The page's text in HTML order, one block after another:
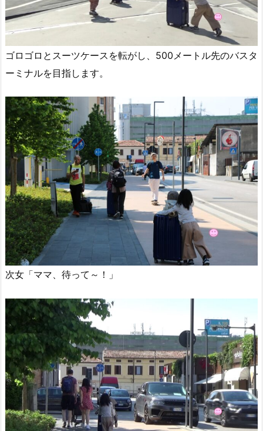
ゴロゴロとスーツケースを転がし、500メートル先のバスタ
ーミナルを目指します。
次女「ママ、待って～！」